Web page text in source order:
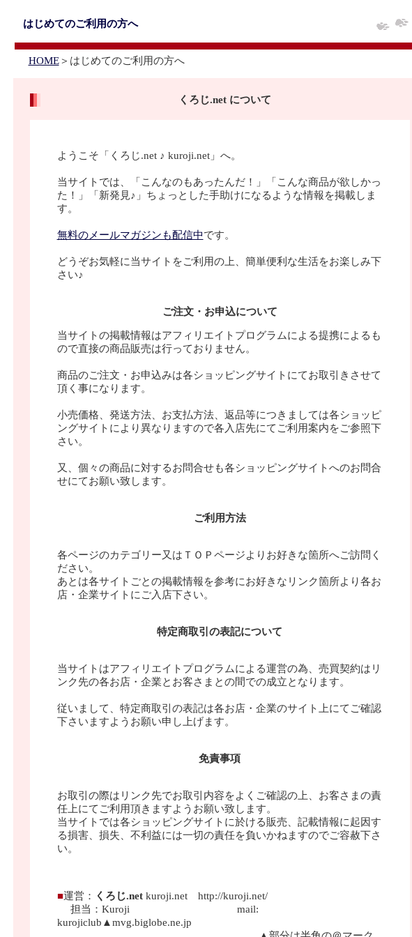
はじめてのご利用の方へ
HOME＞はじめてのご利用の方へ
くろじ.net について
ようこそ「くろじ.net ♪ kuroji.net」へ。
当サイトでは、「こんなのもあったんだ！」「こんな商品が欲しかっ
た！」「新発見♪」ちょっとした手助けになるような情報を掲載しま
す。
無料のメールマガジンも配信中です。
どうぞお気軽に当サイトをご利用の上、簡単便利な生活をお楽しみ下
さい♪
ご注文・お申込について
当サイトの掲載情報はアフィリエイトプログラムによる提携によるも
ので直接の商品販売は行っておりません。
商品のご注文・お申込みは各ショッピングサイトにてお取引きさせて
頂く事になります。
小売価格、発送方法、お支払方法、返品等につきましては各ショッピ
ングサイトにより異なりますので各入店先にてご利用案内をご参照下
さい。
又、個々の商品に対するお問合せも各ショッピングサイトへのお問合
せにてお願い致します。
ご利用方法
各ページのカテゴリー又はＴＯＰページよりお好きな箇所へご訪問く
ださい。
あとは各サイトごとの掲載情報を参考にお好きなリンク箇所より各お
店・企業サイトにご入店下さい。
特定商取引の表記について
当サイトはアフィリエイトプログラムによる運営の為、売買契約はリ
ンク先の各お店・企業とお客さまとの間での成立となります。
従いまして、特定商取引の表記は各お店・企業のサイト上にてご確認
下さいますようお願い申し上げます。
免責事項
お取引の際はリンク先でお取引内容をよくご確認の上、お客さまの責
任上にてご利用頂きますようお願い致します。
当サイトでは各ショッピングサイトに於ける販売、記載情報に起因す
る損害、損失、不利益には一切の責任を負いかねますのでご容赦下さ
い。
■運営： くろじ.netkuroji.net http://kuroji.net/
担当：Kuroji mail:
kurojiclub▲mvg.biglobe.ne.jp